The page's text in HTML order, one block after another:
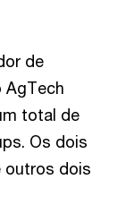
de
AgTech
total de
Os dois
outros dois